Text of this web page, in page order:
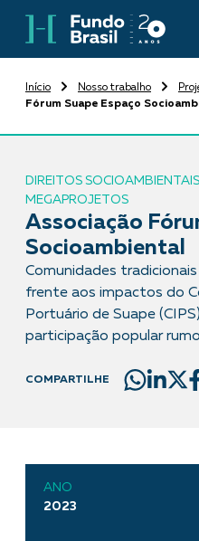
Início Nosso trabalho
Fórum Suape Espaço
DIREITOS
MEGAPROJETOS
Associação
Socioambiental
Comunidades
frente aos impactos do
Portuário de Suape
participação popular
COMPARTILHE
ANO
2023